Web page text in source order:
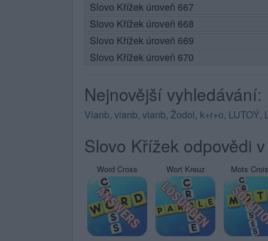
Slovo Křížek úroveň 667
Slovo Křížek úroveň 668
Slovo Křížek úroveň 669
Slovo Křížek úroveň 670
Nejnovější vyhledávání:
Vlanb, vlanb, vlanb, Žodol, k+r+o, LUTOÝ,
Slovo Křížek odpovědi
Word Cross Wort Kreuz Mots